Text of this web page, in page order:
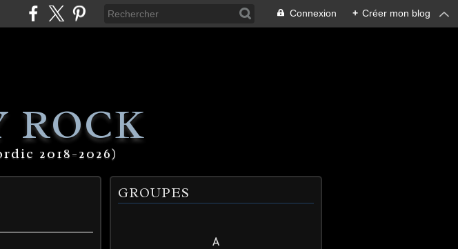
Connexion + Créer mon blog
ROCK
2018-2026)
GROUPES
A